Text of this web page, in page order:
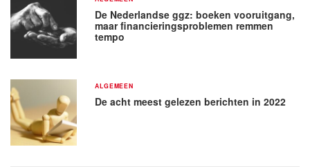
De Nederlandse ggz: boeken vooruitgang,
maar financieringsproblemen remmen
tempo
ALGEMEEN
De acht meest gelezen berichten in 2022